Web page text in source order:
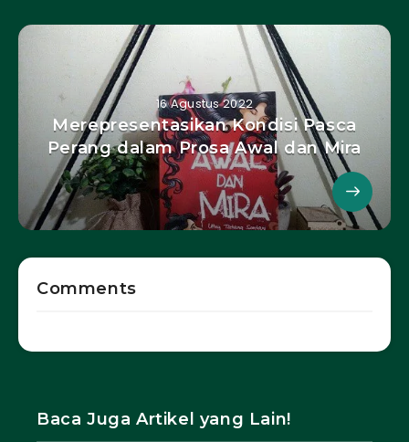
16 Agustus 2022
Merepresentasikan Kondisi Pasca
Perang dalam Prosa Awal dan Mira
Comments
Baca Juga Artikel yang Lain!